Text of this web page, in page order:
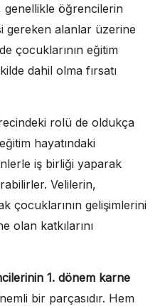
genellikle öğrencilerin
gereken alanlar üzerine
çocuklarının eğitim
dahil olma fırsatı
rolü de oldukça
hayatındaki
iş birliği yaparak
Velilerin,
çocuklarının gelişimlerini
olan katkılarını
1. dönem karne
bir parçasıdır. Hem